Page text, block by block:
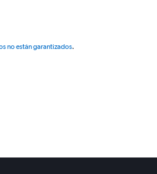
no están garantizados.